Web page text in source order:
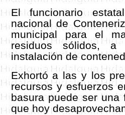
El funcionario
nacional de
municipal para el
residuos sólidos,
instalación de
Exhortó a las y los
recursos y esfuerzos
basura puede ser
que hoy